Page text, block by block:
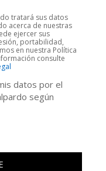
tratará sus datos
acerca de nuestras
ejercer sus
portabilidad,
en nuestra Política
consulte
datos por el
según